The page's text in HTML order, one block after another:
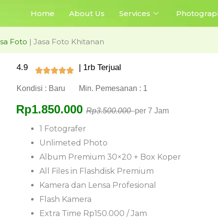
Home About Us Services
Foto | Jasa Foto Khitanan
4.9 | 1rb Terjual
Kondisi : Baru Min. Pemesanan : 1
Rp1.850.000 Rp3.500.000 per 7 Jam
1 Fotografer
Unlimeted Photo
Album Premium 30×20 + Box Koper
All Files in Flashdisk Premium
Kamera dan Lensa Profesional
Flash Kamera
Extra Time Rp150.000 / Jam